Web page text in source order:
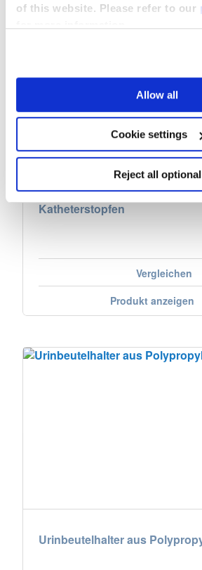
of this website. Please refer to our
Allow all
Cookie settings
Reject all optional
Katheterstopfen
Vergleichen
Produkt anzeigen
Urinbeutelhalter aus